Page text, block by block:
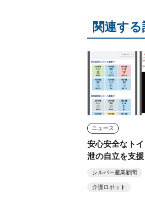
関連する
ニュース
安心安全なト
泄の自立を支
シーに配慮し
シルバー産業新聞
介護ロボット